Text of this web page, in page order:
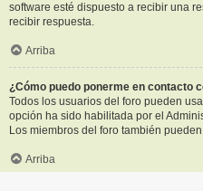
software esté dispuesto a recibir una
recibir respuesta.
Arriba
¿Cómo puedo ponerme en contacto
Todos los usuarios del foro pueden
opción ha sido habilitada por el
Los miembros del foro también
Arriba